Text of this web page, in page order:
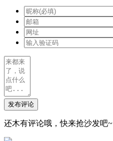
发布评论
还木有评论哦，快来抢沙发吧~